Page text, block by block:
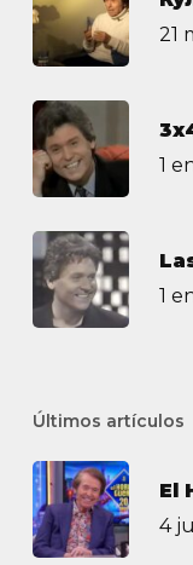
21
1
1
Últimos artículos
El
4